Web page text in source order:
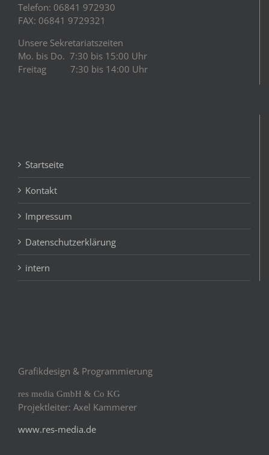
Telefon: 06841 972930
FAX: 06841 9729321
Unsere Sekretariatszeiten
Mo. bis Do. 7:30 bis 15:00 Uhr
Freitag 7:30 bis 14:00 Uhr
Startseite
Kontakt
Impressum
Datenschutzerklärung
intern
Grafikdesign & Programmierung
res media GmbH & Co KG
Projektleiter: Axel Kammerer
www.res-media.de